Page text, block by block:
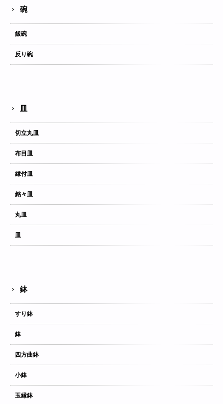
碗
飯碗
反り碗
皿
切立丸皿
布目皿
縁付皿
銘々皿
丸皿
皿
鉢
すり鉢
鉢
四方曲鉢
小鉢
玉縁鉢